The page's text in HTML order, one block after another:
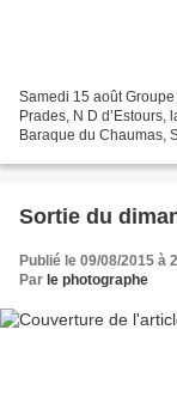
Samedi 15 août
Prades, N D d’Estours,
Baraque du Chaumas,
Sortie du
Publié le 09/08/2015 à
Par le photographe